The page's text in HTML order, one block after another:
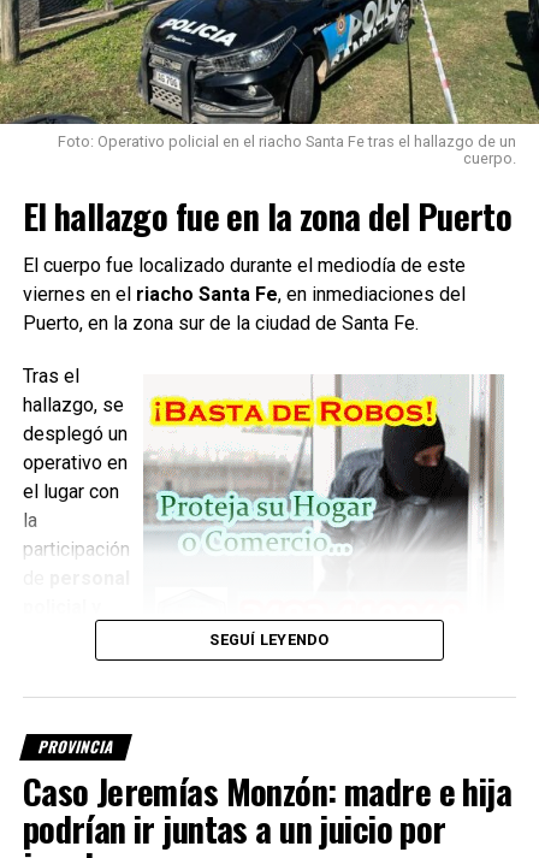
TEMAS RELACIONADOS:
SIGUIENTE
Accidente fatal: se bajó a empujar el auto y lo atropelló
NO TE PIERDAS
El cuerpo de Diego tenía más de 15 puñaladas
Foto: Operativo policial en el riacho Santa Fe tras el hallazgo de un
cuerpo.
El hallazgo fue en la zona del Puerto
El cuerpo fue localizado durante el mediodía de este
viernes en el riacho Santa Fe, en inmediaciones del
Puerto, en la zona sur de la ciudad de Santa Fe.
Tras el
hallazgo, se
desplegó un
operativo en
el lugar con
la
participación
trabajan para
Investigan si es el kitesurfista
desaparecido
SEGUÍ LEYENDO
PROVINCIA
Caso Jeremías Monzón: madre e hija
podrían ir juntas a un juicio por